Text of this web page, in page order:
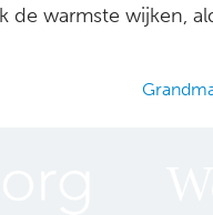
de warmste wijken,